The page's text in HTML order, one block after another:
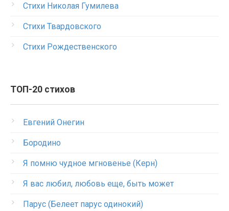
Стихи Николая Гумилева
Стихи Твардовского
Стихи Рождественского
ТОП-20 стихов
Евгений Онегин
Бородино
Я помню чудное мгновенье (Керн)
Я вас любил, любовь еще, быть может
Парус (Белеет парус одинокий)